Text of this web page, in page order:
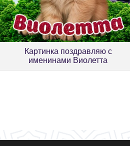
Картинка поздравляю с
именинами Виолетта